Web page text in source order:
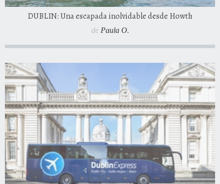
DUBLIN: Una escapada inolvidable desde Howth
de Paula O.